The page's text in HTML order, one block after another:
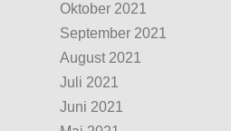
Oktober 2021
September 2021
August 2021
Juli 2021
Juni 2021